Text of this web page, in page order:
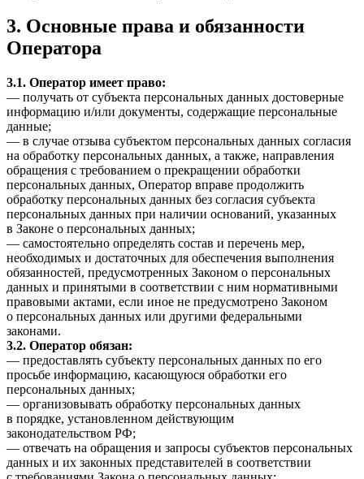
3. Основные права и обязанности
Оператора
3.1. Оператор имеет право:
— получать от субъекта персональных данных достоверные
информацию и/или документы, содержащие персональные
данные;
— в случае отзыва субъектом персональных данных согласия
на обработку персональных данных, а также, направления
обращения с требованием о прекращении обработки
персональных данных, Оператор вправе продолжить
обработку персональных данных без согласия субъекта
персональных данных при наличии оснований, указанных
в Законе о персональных данных;
— самостоятельно определять состав и перечень мер,
необходимых и достаточных для обеспечения выполнения
обязанностей, предусмотренных Законом о персональных
данных и принятыми в соответствии с ним нормативными
правовыми актами, если иное не предусмотрено Законом
о персональных данных или другими федеральными
законами.
3.2. Оператор обязан:
— предоставлять субъекту персональных данных по его
просьбе информацию, касающуюся обработки его
персональных данных;
— организовывать обработку персональных данных
в порядке, установленном действующим
законодательством РФ;
— отвечать на обращения и запросы субъектов персональных
данных и их законных представителей в соответствии